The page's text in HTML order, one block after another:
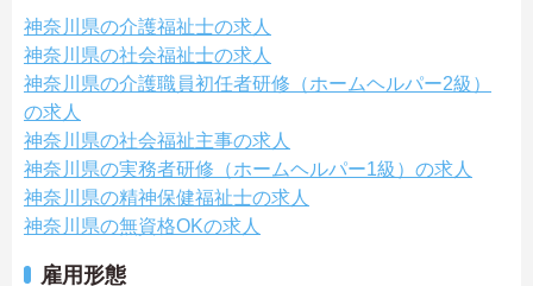
神奈川県の介護福祉士の求人
神奈川県の社会福祉士の求人
神奈川県の介護職員初任者研修（ホームヘルパー2級）
の求人
神奈川県の社会福祉主事の求人
神奈川県の実務者研修（ホームヘルパー1級）の求人
神奈川県の精神保健福祉士の求人
神奈川県の無資格OKの求人
雇用形態